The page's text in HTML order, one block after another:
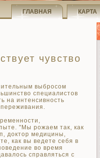
ГЛАВНАЯ КАРТА
чувство
выбросом
специалистов
на интенсивность
"Мы рожаем так, как
доктор медицины,
как вы ведете себя в
во время
справляться с